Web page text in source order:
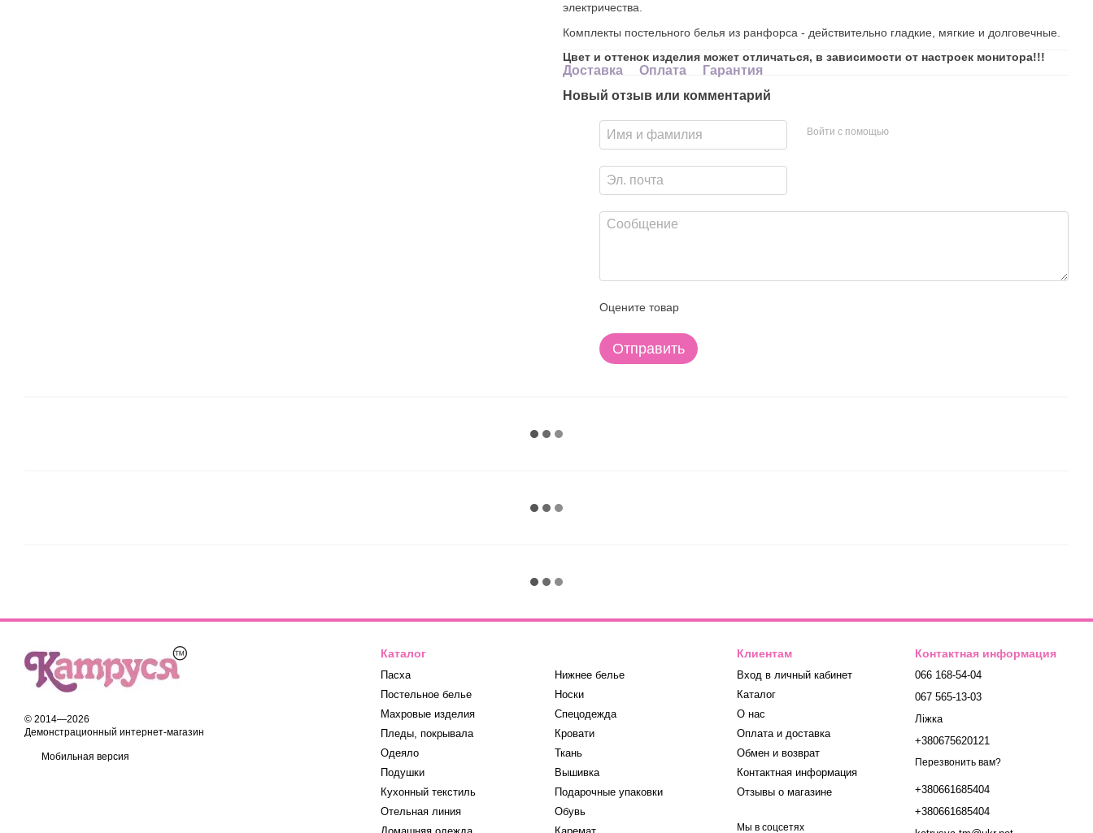
электричества.
Комплекты постельного белья из ранфорса - действительно гладкие, мягкие и долговечные.
Цвет и оттенок изделия может отличаться, в зависимости от настроек монитора!!!
Доставка Оплата
Гарантия
Новый отзыв или комментарий
Войти с помощью
Оцените товар
Отправить
© 2014—2026
Демонстрационный интернет-магазин
Мобильная версия
Каталог
Пасха
Постельное белье
Махровые изделия
Пледы, покрывала
Одеяло
Подушки
Кухонный текстиль
Отельная линия
Нижнее белье
Носки
Спецодежда
Кровати
Ткань
Вышивка
Подарочные упаковки
Обувь
Клиентам
Вход в личный кабинет
Каталог
О нас
Оплата и доставка
Обмен и возврат
Контактная информация
Отзывы о магазине
Мы в соцсетях
Контактная информация
066 168-54-04
067 565-13-03
Ліжка
+380675620121
Перезвонить вам?
+380661685404
+380661685404